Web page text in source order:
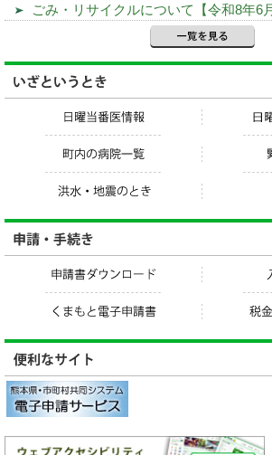
ごみ・リサイクルについて【令和8年6